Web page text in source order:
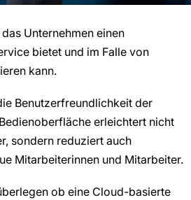
Unternehmen einen
bietet und im Falle von
kann.
Benutzerfreundlichkeit der
erleichtert nicht
sondern reduziert auch
Mitarbeiterinnen und Mitarbeiter.
ob eine Cloud-basierte